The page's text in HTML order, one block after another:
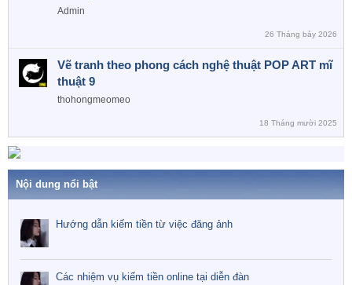
ê
Admin
26 Tháng bảy 2026
Vẽ tranh theo phong cách nghệ thuật POP ART mĩ
thuật 9
thohongmeomeo
18 Tháng mười 2025
Nội dung nổi bật
Hướng dẫn kiếm tiền từ việc đăng ảnh
Các nhiệm vụ kiếm tiền online tại diễn đàn